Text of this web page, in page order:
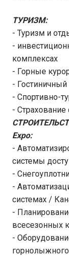
ТУРИЗМ:
- Туризм и
-
комплексах
- Горные
- Гостиничный
- Спортивно-
- Страхование
Expo:
-
системы
-
-
системах /
-
всесезонных
-